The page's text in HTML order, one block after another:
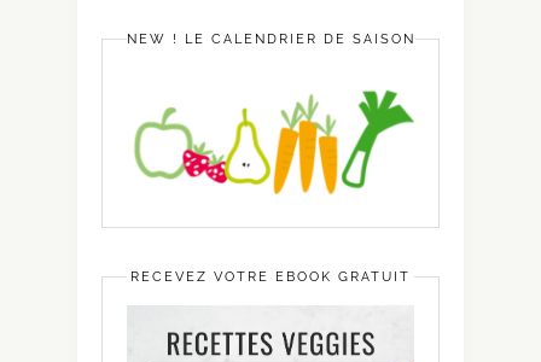
NEW ! LE CALENDRIER DE SAISON
RECEVEZ VOTRE EBOOK GRATUIT